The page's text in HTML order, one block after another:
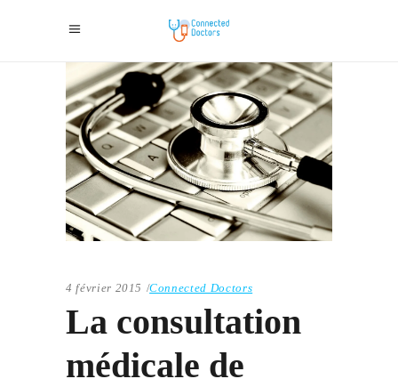
4 février 2015 Connected Doctors
La consultation
médicale de